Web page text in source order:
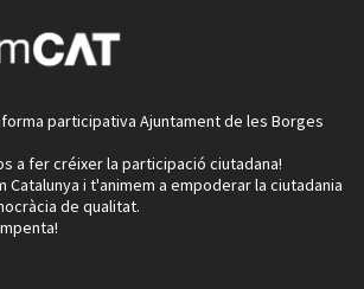
participativa Ajuntament de les Borges
a fer créixer la participació ciutadana!
Catalunya i t'animem a empoderar la ciutadania
de qualitat.